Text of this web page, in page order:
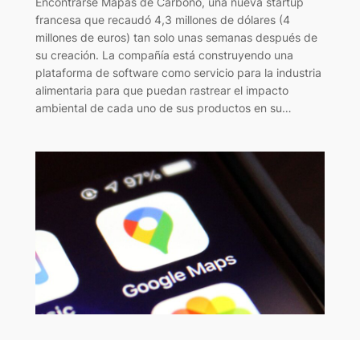
francesa que recaudó 4,3 millones de dólares (4
millones de euros) tan solo unas semanas después de
su creación. La compañía está construyendo una
plataforma de software como servicio para la industria
alimentaria para que puedan rastrear el impacto
ambiental de cada uno de sus productos en su…